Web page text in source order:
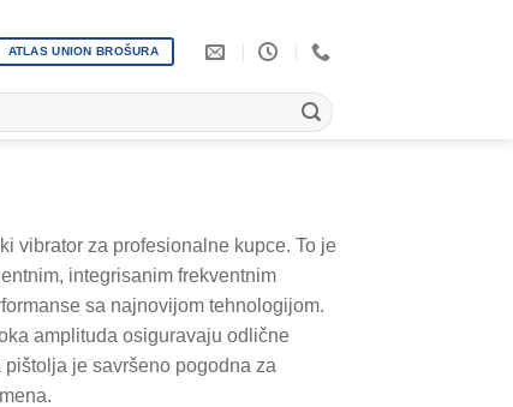
ATLAS UNION BROŠURA
vibrator za profesionalne kupce. To je
integrisanim frekventnim
sa najnovijom tehnologijom.
amplituda osiguravaju odlične
je savršeno pogodna za